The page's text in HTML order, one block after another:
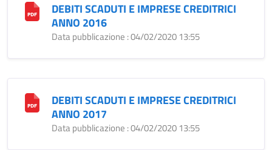
DEBITI SCADUTI E IMPRESE CREDITRICI
ANNO 2016
Data pubblicazione : 04/02/2020 13:55
DEBITI SCADUTI E IMPRESE CREDITRICI
ANNO 2017
Data pubblicazione : 04/02/2020 13:55